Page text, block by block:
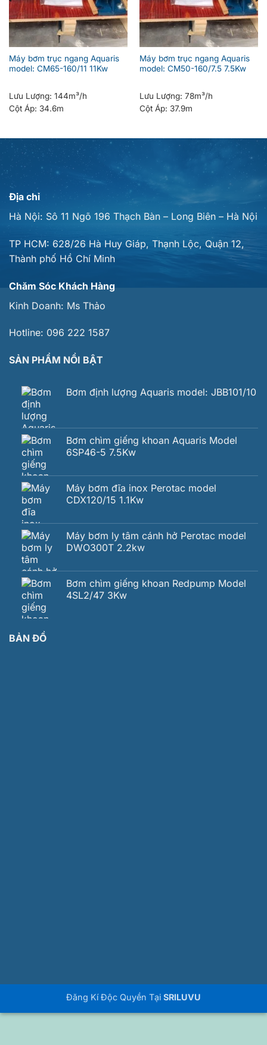
Máy bơm trục ngang Aquaris
model: CM65-160/11 11Kw
Lưu Lượng: 144m³/h
Cột Áp: 34.6m
Máy bơm trục ngang Aquaris
model: CM50-160/7.5 7.5Kw
Lưu Lượng: 78m³/h
Cột Áp: 37.9m
Địa chỉ
Hà Nội: Sô 11 Ngõ 196 Thạch Bàn – Long Biên – Hà Nội
TP HCM: 628/26 Hà Huy Giáp, Thạnh Lộc, Quận 12,
Thành phố Hồ Chí Minh
Chăm Sóc Khách Hàng
Kinh Doanh: Ms Thảo
Hotline: 096 222 1587
SẢN PHẨM NỔI BẬT
Bơm định lượng Aquaris model: JBB101/10
Bơm chìm giếng khoan Aquaris Model
6SP46-5 7.5Kw
Máy bơm đĩa inox Perotac model
CDX120/15 1.1Kw
Máy bơm ly tâm cánh hở Perotac model
DWO300T 2.2kw
Bơm chìm giếng khoan Redpump Model
4SL2/47 3Kw
BẢN ĐỒ
Đăng Kí Độc Quyền Tại SRILUVU